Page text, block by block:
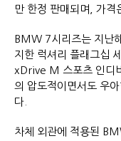
만 한정 판매되며, 가
BMW 7시리즈는 지난
지한 럭셔리 플래그십
xDrive M 스포츠 인디
의 압도적이면서도 우
다.
차체 외관에 적용된